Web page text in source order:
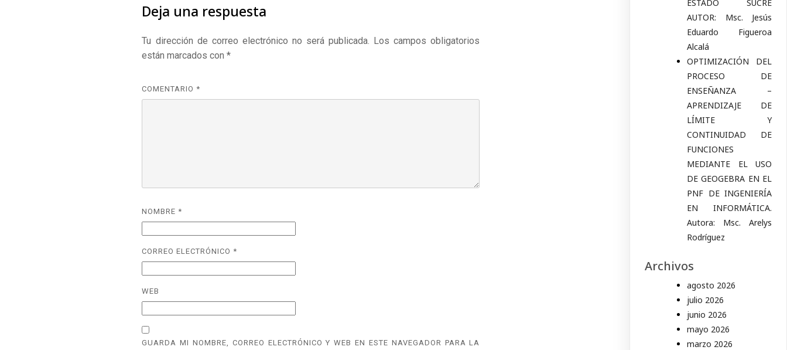
Deja una respuesta
Tu dirección de correo electrónico no será publicada. Los campos obligatorios
están marcados con*
COMENTARIO *
NOMBRE *
CORREO ELECTRÓNICO *
WEB
GUARDA MI NOMBRE, CORREO ELECTRÓNICO Y WEB EN ESTE NAVEGADOR PARA LA
ESTADO SUCRE
AUTOR: Msc. Jesús
Eduardo Figueroa
Alcalá
OPTIMIZACIÓN DEL
PROCESO DE
ENSEÑANZA –
APRENDIZAJE DE
LÍMITE Y
CONTINUIDAD DE
FUNCIONES
MEDIANTE EL USO
DE GEOGEBRA EN EL
PNF DE INGENIERÍA
EN INFORMÁTICA.
Autora: Msc. Arelys
Rodríguez
Archivos
agosto 2026
julio 2026
junio 2026
mayo 2026
marzo 2026